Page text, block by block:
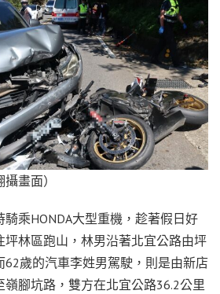
畫面）
乘HONDA大型重機，趁著假日好
坪林區跑山，林男沿著北宜公路由坪
歲的汽車李姓男駕駛，則是由新店
腳坑路，雙方在北宜公路36.2公里